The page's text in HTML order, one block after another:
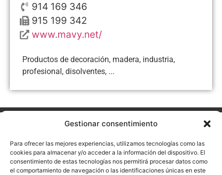
Gestionar consentimiento
Para ofrecer las mejores experiencias, utilizamos tecnologías como las
cookies para almacenar y/o acceder a la información del dispositivo. El
consentimiento de estas tecnologías nos permitirá procesar datos como
el comportamiento de navegación o las identificaciones únicas en este
914 169 346
915 199 342
www.mavy.net/
Productos de decoración, madera, industria,
profesional, disolventes, ...
Política de Privacidad
Política de Cookies
FINANCIADO POR LA UNIÓN EUROPEA CON EL PROGRAMA KIT
DIGITAL POR LOS FONDOS NEXT GENERATION (EU) DEL
MECANISMO DE RECUPERACIÓN Y RESILENCIA